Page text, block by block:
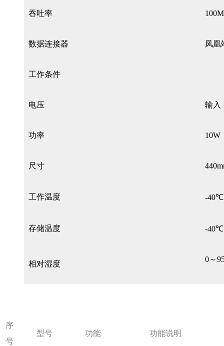
吞吐率
数据连接器 凤凰
工作条件
电压 输入
功率 10W
尺寸
工作温度 -
存储温度 -
相对湿度
0～
序
号
型号 功能 功能说明